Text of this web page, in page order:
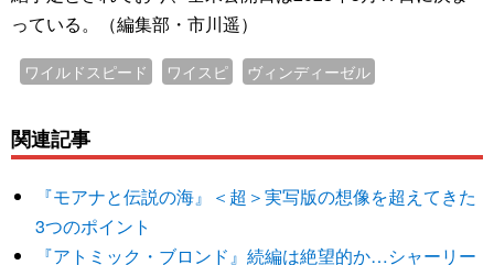
っている。（編集部・市川遥）
ワイルドスピード ワイスピ ヴィンディーゼル
関連記事
『モアナと伝説の海』＜超＞実写版の想像を超えてきた
3つのポイント
『アトミック・ブロンド』続編は絶望的か…シャーリー